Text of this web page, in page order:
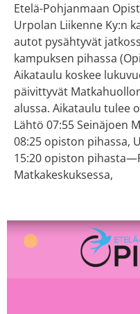
Etelä-Pohjanmaan
Urpolan Liikenne Ky:n
autot pysähtyvät
kampuksen pihassa
Aikataulu koskee
päivittyvät
alussa. Aikataulu tulee
Lähtö 07:55 Seinäjoen
08:25 opiston pihassa,
15:20 opiston
Matkakeskuksessa,